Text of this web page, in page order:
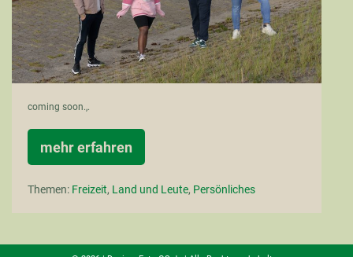
coming soon.,.
mehr erfahren
Picknick
am
Meer
Themen: Freizeit, Land und Leute, Persönliches